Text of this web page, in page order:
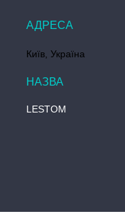
Київ, Україна
LESTOM